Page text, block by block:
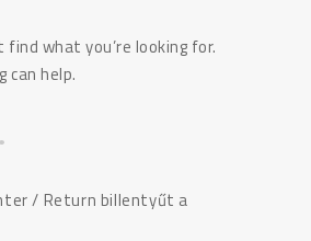
find what you’re looking for.
can help.
/ Return billentyűt a